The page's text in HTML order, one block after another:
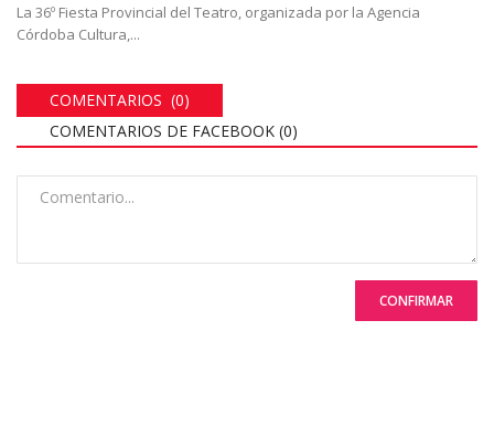
La 36º Fiesta Provincial del Teatro, organizada por la Agencia
Córdoba Cultura,...
COMENTARIOS (0)
COMENTARIOS DE FACEBOOK (0)
CONFIRMAR